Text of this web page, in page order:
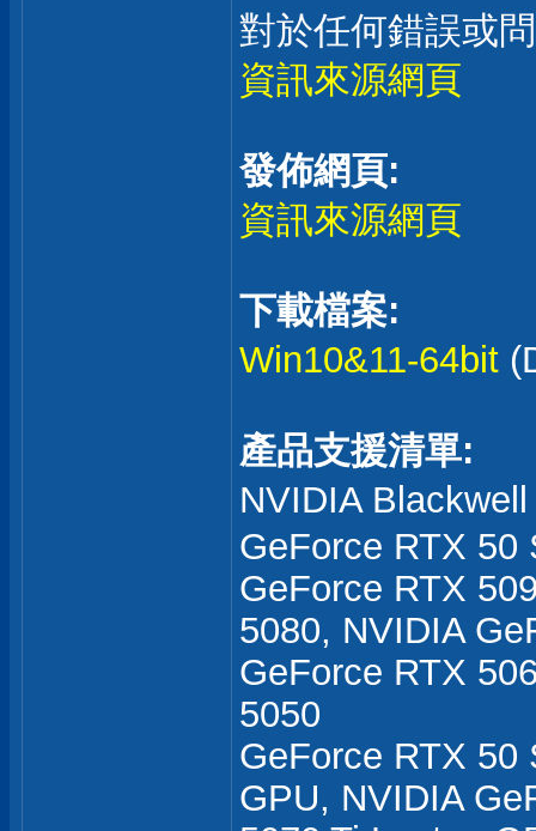
對於任何錯誤或
資訊來源網頁
發佈網頁:
資訊來源網頁
下載檔案:
Win10&11-64bit
產品支援清單:
NVIDIA
GeForce RTX 50
GeForce RTX
5080, NVIDIA
GeForce RTX
5050
GeForce RTX 50
GPU, NVIDIA